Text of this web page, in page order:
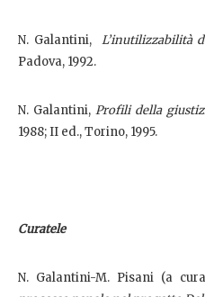
N. Galantini,L’inutilizzabilità
Padova, 1992.
N. Galantini,Profili della
1988; II ed., Torino, 1995.
Curatele
N. Galantini-M. Pisani (a